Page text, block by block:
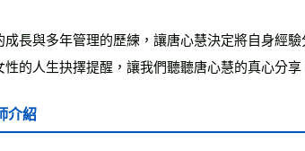
成長與多年管理的歷練，讓唐心慧決定將自身經
性的人生抉擇提醒，讓我們聽聽唐心慧的真心分
介紹